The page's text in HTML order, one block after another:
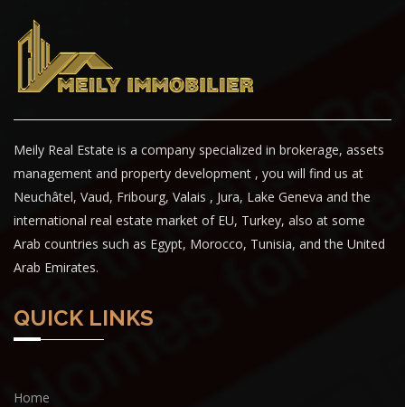
Meily Real Estate is a company specialized in brokerage, assets
management and property development , you will find us at
Neuchâtel, Vaud, Fribourg, Valais , Jura, Lake Geneva and the
international real estate market of EU, Turkey, also at some
Arab countries such as Egypt, Morocco, Tunisia, and the United
Arab Emirates.
QUICK LINKS
Home